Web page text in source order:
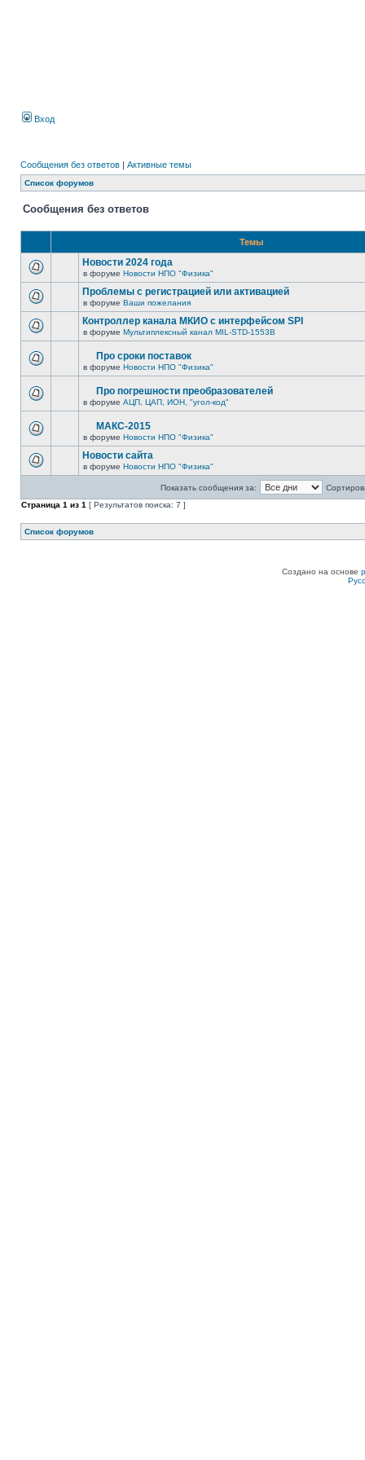
Вход
Сообщения без ответов | Активные темы
Список форумов
Сообщения без ответов
Темы
Новости 2024 года
в форуме Новости НПО "Физика"
Проблемы с регистрацией или активацией
в форуме Ваши пожелания
Контроллер канала МКИО с интерфейсом SPI
в форуме Мультиплексный канал MIL-STD-1553B
Про сроки поставок
в форуме Новости НПО "Физика"
Про погрешности преобразователей
в форуме АЦП, ЦАП, ИОН, "угол-код"
МАКС-2015
в форуме Новости НПО "Физика"
Новости сайта
в форуме Новости НПО "Физика"
Показать сообщения за:
Страница 1 из 1 [ Результатов поиска: 7 ]
Список форумов
Создано на основе